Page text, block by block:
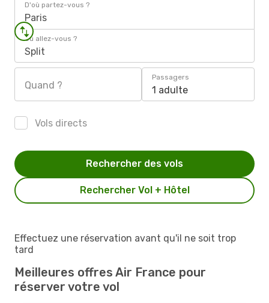
D'où partez-vous ?
Paris
Où allez-vous ?
Split
Quand ?
Passagers
1 adulte
Vols directs
Rechercher Vol + Hôtel
Rechercher des vols
Effectuez une réservation avant qu'il ne soit trop
tard
Meilleures offres Air France pour
réserver votre vol